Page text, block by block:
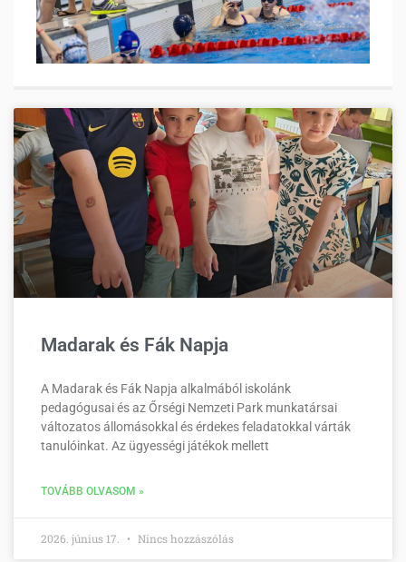
Madarak és Fák Napja
A Madarak és Fák Napja alkalmából iskolánk
pedagógusai és az Őrségi Nemzeti Park munkatársai
változatos állomásokkal és érdekes feladatokkal várták
tanulóinkat. Az ügyességi játékok mellett
TOVÁBB OLVASOM »
2026. június 17. Nincs hozzászólás